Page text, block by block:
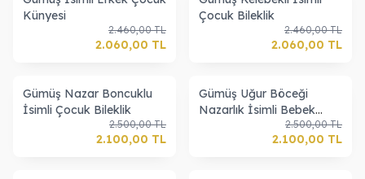
Künyesi
2.460,00TL
2.060,00 TL
Çocuk Bileklik
2.460,00TL
2.060,00 TL
Gümüş Nazar Boncuklu
İsimli Çocuk Bileklik
2.500,00TL
2.100,00 TL
Gümüş Uğur Böceği
Nazarlık İsimli Bebek
2.500,00TL
2.100,00 TL